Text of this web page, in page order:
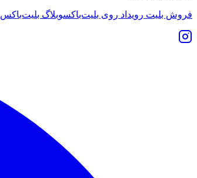
فروش بلیت رویداد روی بلیت‌باکسوبلاگ بلیت‌باکس